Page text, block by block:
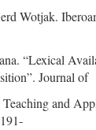
Wotjak.
“Lexical
Journal of
and